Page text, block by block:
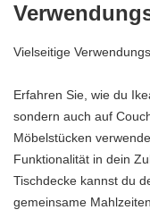
Vielseitige
Erfahren Sie, wie du
sondern auch auf
Möbelstücken
Funktionalität in dein
Tischdecke kannst du
gemeinsame